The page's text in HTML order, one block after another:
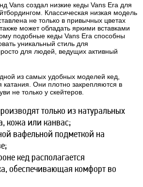
Vans создал низкие кеды Vans Era для
Классическая низкая модель
не только в привычных цветах
может обладать яркими вставками
подобные кеды Vans Era способны
уникальный стиль для
для людей, ведущих активный
из самых удобных моделей кед,
катания. Они плотно закрепляются в
не только у скейтеров.
только из натуральных
кожа или канвас;
вафельной подметкой на
кед располагается
обеспечивающая комфорт во